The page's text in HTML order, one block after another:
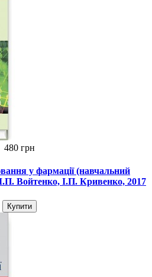
480 грн
у фармації (навчальний
Войтенко, І.П. Кривенко, 2017
Купити